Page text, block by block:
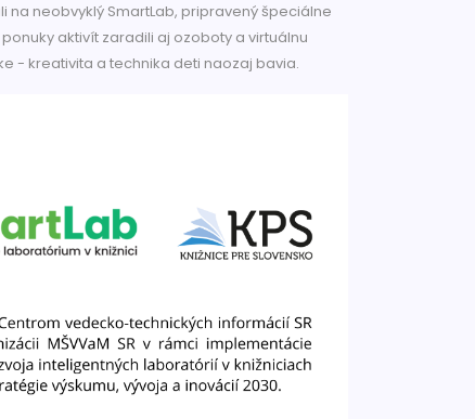
na neobvyklý SmartLab, pripravený špeciálne
aktivít zaradili aj ozoboty a virtuálnu
- kreativita a technika deti naozaj bavia.